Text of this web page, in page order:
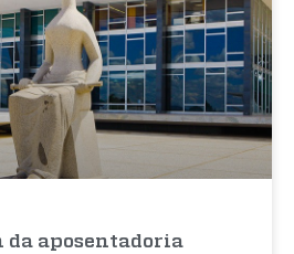
da aposentadoria